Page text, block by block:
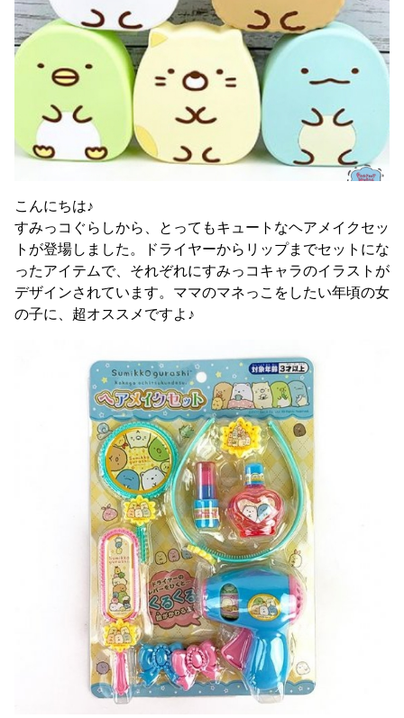
こんにちは♪
すみっコぐらしから、とってもキュートなヘアメイクセッ
トが登場しました。ドライヤーからリップまでセットにな
ったアイテムで、それぞれにすみっコキャラのイラストが
デザインされています。ママのマネっこをしたい年頃の女
の子に、超オススメですよ♪